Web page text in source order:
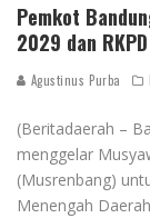
Pemkot
2029 dan
Agustinus Purba
(Beritadaerah –
menggelar
(Musrenbang)
Menengah